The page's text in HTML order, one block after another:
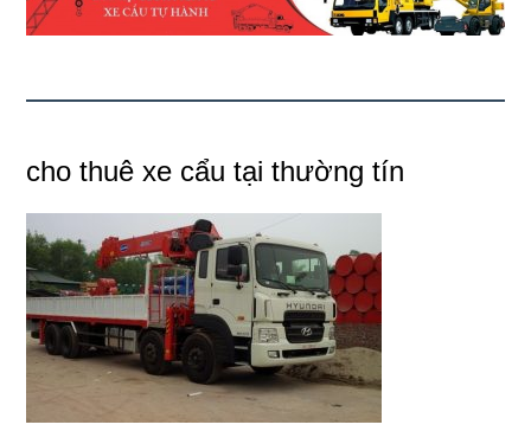
cho thuê xe cẩu tại thường tín